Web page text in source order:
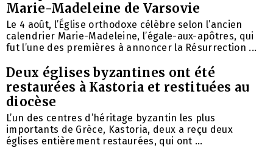
Marie-Madeleine de Varsovie
Le 4 août, l’Église orthodoxe célèbre selon l’ancien
calendrier Marie-Madeleine, l’égale-aux-apôtres, qui
fut l’une des premières à annoncer la Résurrection ...
Deux églises byzantines ont été
restaurées à Kastoria et restituées au
diocèse
L’un des centres d’héritage byzantin les plus
importants de Grèce, Kastoria, deux a reçu deux
églises entièrement restaurées, qui ont ...